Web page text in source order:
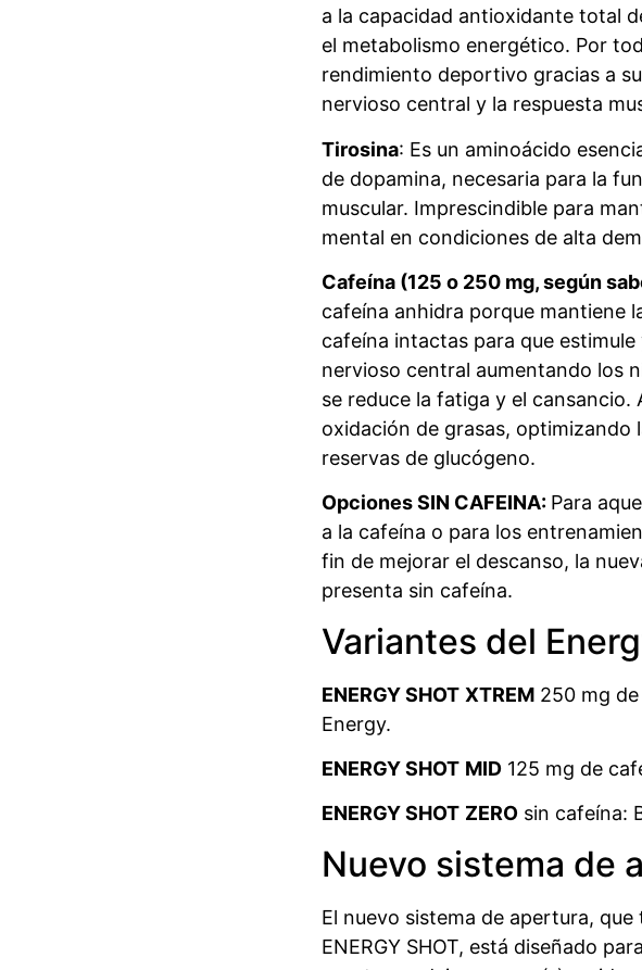
a la capacidad antioxidante total
el metabolismo energético. Por
rendimiento deportivo gracias a
nervioso central y la respuesta
Tirosina: Es un aminoácido
de dopamina, necesaria para la
muscular. Imprescindible para
mental en condiciones de alta
Cafeína (125 o 250 mg, según
cafeína anhidra porque mantiene
cafeína intactas para que
nervioso central aumentando los
se reduce la fatiga y el cansancio.
oxidación de grasas, optimizando
reservas de glucógeno.
Opciones SIN CAFEINA: Para
a la cafeína o para los
fin de mejorar el descanso, la
presenta sin cafeína.
Variantes del
ENERGY SHOT XTREM250 mg de
Energy.
ENERGY SHOT MID125 mg de
ENERGY SHOT ZEROsin cafeína:
Nuevo sistema de
El nuevo sistema de apertura,
ENERGY SHOT, está diseñado